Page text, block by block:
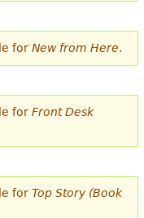
for New from Here.
for Front Desk
for Top Story (Book